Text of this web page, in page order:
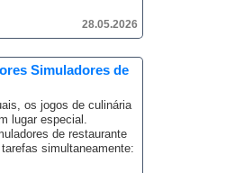
28.05.2026
Simuladores de
os jogos de culinária
lugar especial.
de restaurante
simultaneamente: